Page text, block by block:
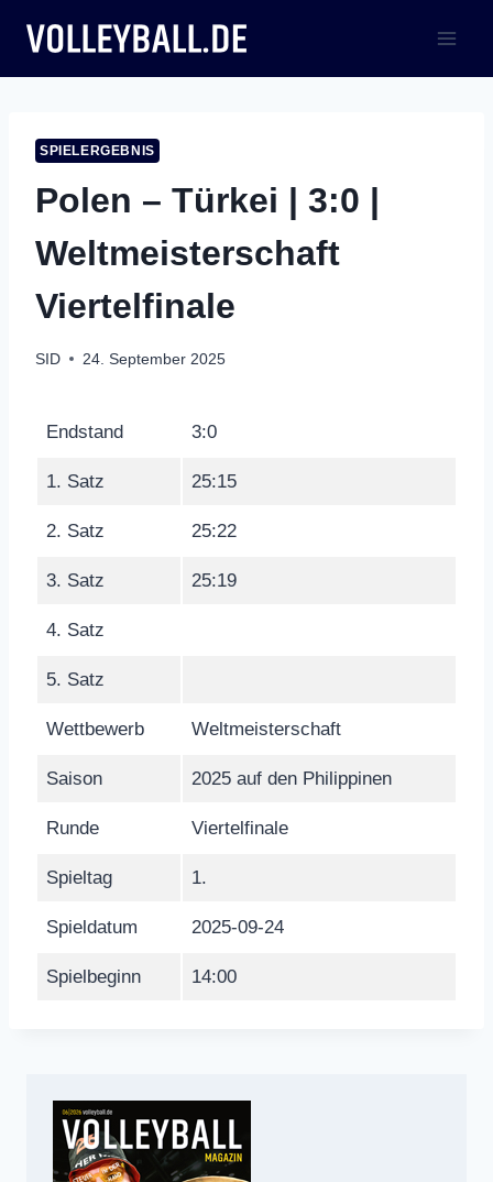
Inhalt
springen
SPIELERGEBNIS
Polen – Türkei | 3:0 |
Weltmeisterschaft
Viertelfinale
SID 24. September 2025
Endstand 3:0
1. Satz 25:15
2. Satz 25:22
3. Satz 25:19
4. Satz
5. Satz
Wettbewerb Weltmeisterschaft
Saison 2025 auf den Philippinen
Runde Viertelfinale
Spieltag 1.
Spieldatum 2025-09-24
Spielbeginn 14:00